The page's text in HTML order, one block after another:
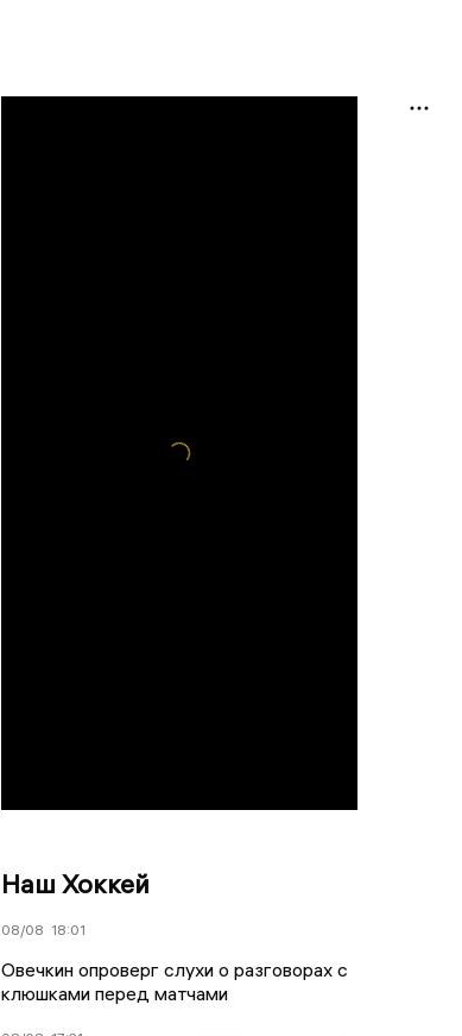
Наш Хоккей
08/08 18:01
Овечкин опроверг слухи о разговорах с
клюшками перед матчами